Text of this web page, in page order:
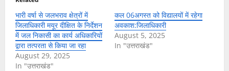
भारी वर्षा से जलभराव क्षेत्रों में
जिलाधिकारी मयूर दीक्षित के निर्देशन
में जल निकासी का कार्य अधिकारियों
द्वारा तत्परता से किया जा रहा
August 29, 2025
In "उत्तराखंड"
कल 06अगस्त को विद्यालयों में रहेगा
अवकाश:जिलाधिकारी
August 5, 2025
In "उत्तराखंड"